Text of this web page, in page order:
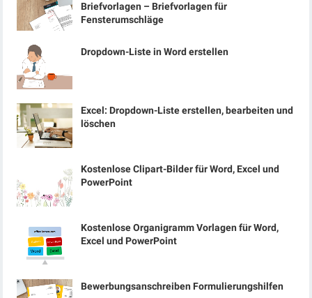
Briefvorlagen – Briefvorlagen für
Fensterumschläge
Dropdown-Liste in Word erstellen
Excel: Dropdown-Liste erstellen, bearbeiten und
löschen
Kostenlose Clipart-Bilder für Word, Excel und
PowerPoint
Kostenlose Organigramm Vorlagen für Word,
Excel und PowerPoint
Bewerbungsanschreiben Formulierungshilfen